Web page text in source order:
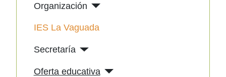
Organización
IES La Vaguada
Secretaría
Oferta educativa